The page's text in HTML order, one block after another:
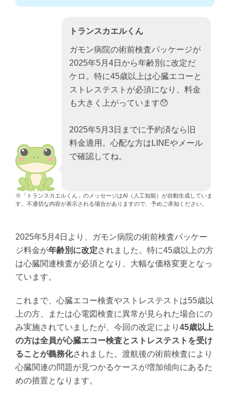
トランスカエルくん
ガモン病院の術前検査パッケージが
2025年5月4日から年齢別に改定だ
ケロ。特に45歳以上は心臓エコーと
ストレステストが必須になり、料金
も大きく上がっています😯
2025年5月3日までに予約済なら旧
料金適用。心配な方はLINEやメール
で確認してね。
※「トランスカエルくん」のメッセージはAI（人工知能）が自動生成していま
す。不適切な内容が表示される場合がありますので、予めご承知ください。
2025年5月4日より、ガモン病院の術前検査パッケー
ジ料金が年齢別に改定されました。特に45歳以上の方
は心臓関連検査が必須となり、大幅な価格変更となっ
ています。
これまで、心臓エコー検査やストレステストは55歳以
上の方、または心電図検査に異常が見られた場合にの
み実施されていましたが、今回の改定により 45歳以上
の方は全員が心臓エコー検査とストレステストを受け
ることが義務化されました。渡航後の術前検査により
心臓関連の問題が見つかるケースが増加傾向にあるた
めの措置となります。